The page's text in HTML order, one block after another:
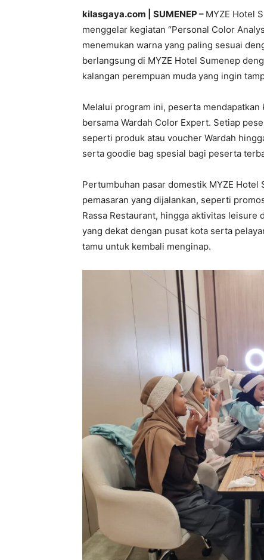
kilasgaya.com | SUMENEP – MYZE Hotel
menggelar kegiatan “Personal Color
menemukan warna yang paling sesuai
berlangsung di MYZE Hotel Sumenep
kalangan perempuan muda yang ingin
Melalui program ini, peserta
bersama Wardah Color Expert. Setiap
seperti produk atau voucher Wardah
serta goodie bag spesial bagi peserta
Pertumbuhan pasar domestik MYZE
pemasaran yang dijalankan, seperti
Rassa Restaurant, hingga aktivitas
yang dekat dengan pusat kota serta
tamu untuk kembali menginap.